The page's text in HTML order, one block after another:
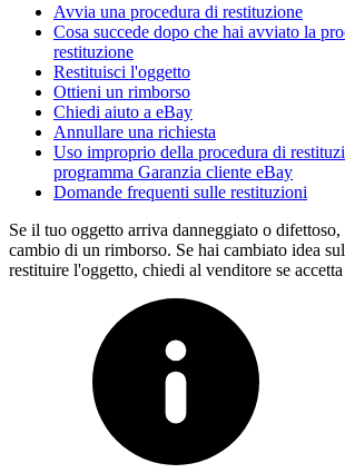
Avvia una procedura di restituzione
Cosa succede dopo che hai avviato la
restituzione
Restituisci l'oggetto
Ottieni un rimborso
Chiedi aiuto a eBay
Annullare una richiesta
Uso improprio della procedura di
programma Garanzia cliente eBay
Domande frequenti sulle restituzioni
Se il tuo oggetto arriva danneggiato o
cambio di un rimborso. Se hai cambiato idea
restituire l'oggetto, chiedi al venditore se